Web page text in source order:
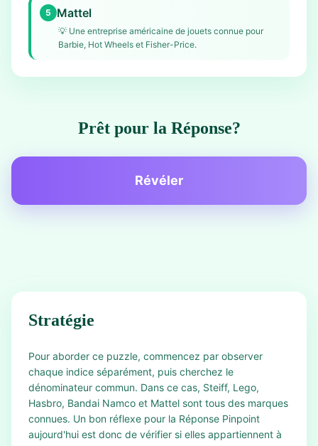
5 Mattel
💡 Une entreprise américaine de jouets connue pour
Barbie, Hot Wheels et Fisher-Price.
Prêt pour la Réponse?
Révéler
Stratégie
Pour aborder ce puzzle, commencez par observer
chaque indice séparément, puis cherchez le
dénominateur commun. Dans ce cas, Steiff, Lego,
Hasbro, Bandai Namco et Mattel sont tous des marques
connues. Un bon réflexe pour la Réponse Pinpoint
aujourd'hui est donc de vérifier si elles appartiennent à